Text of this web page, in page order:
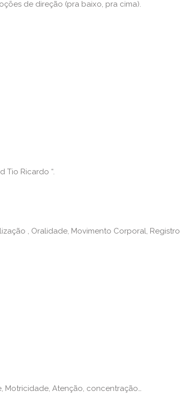
de direção (pra baixo, pra cima).
Tio Ricardo “.
, Oralidade, Movimento Corporal,
Motricidade, Atenção, concentração…